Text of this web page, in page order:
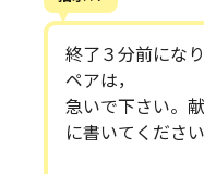
終了３分前にな
ペアは，
急いで下さい。
に書いてください